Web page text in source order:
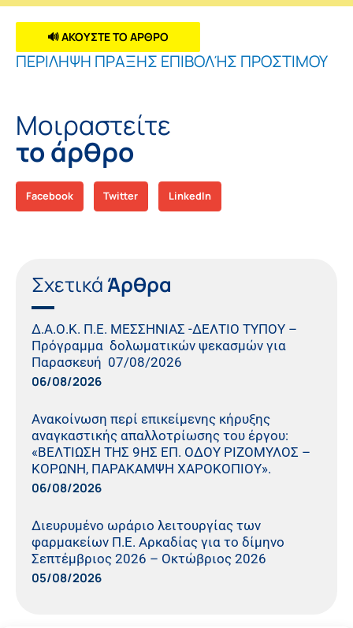
🔊 ΑΚΟΥΣΤΕ ΤΟ ΑΡΘΡΟ
ΠΕΡΙΛΗΨΗ ΠΡΑΞΗΣ ΕΠΙΒΟΛΉΣ ΠΡΟΣΤΙΜΟΥ
Μοιραστείτε
το άρθρο
Facebook Twitter LinkedIn
Σχετικά Άρθρα
Δ.Α.Ο.Κ. Π.Ε. ΜΕΣΣΗΝΙΑΣ -ΔΕΛΤΙΟ ΤΥΠΟΥ –
Πρόγραμμα δολωματικών ψεκασμών για
Παρασκευή 07/08/2026
06/08/2026
Ανακοίνωση περί επικείμενης κήρυξης
αναγκαστικής απαλλοτρίωσης του έργου:
«ΒΕΛΤΙΩΣΗ ΤΗΣ 9ΗΣ ΕΠ. ΟΔΟΥ ΡΙΖΟΜΥΛΟΣ –
ΚΟΡΩΝΗ, ΠΑΡΑΚΑΜΨΗ ΧΑΡΟΚΟΠΙΟΥ».
06/08/2026
Διευρυμένο ωράριο λειτουργίας των
φαρμακείων Π.Ε. Αρκαδίας για το δίμηνο
Σεπτέμβριος 2026 – Οκτώβριος 2026
05/08/2026